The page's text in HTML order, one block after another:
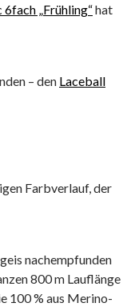
„Frühling“hat
– den Laceball
Farbverlauf, der
nachempfunden
800 m Lauflänge
100 % aus Merino-